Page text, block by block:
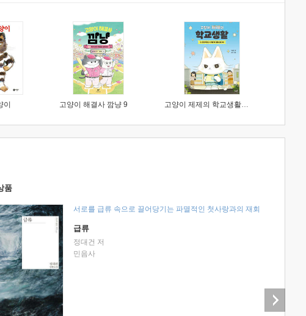
고양이 해결사 깜냥 9 고양이 제제의 학교생활 1 : 초등학생이 이렇게 힘들 줄이야
품
서로를 급류 속으로 끌어당기는 파멸적인 첫사랑과의 재회
급류
정대건 저
민음사